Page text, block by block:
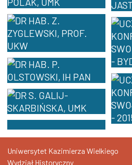
Uniwersytet Kazimierza Wielkiego
Wydział Historyczny